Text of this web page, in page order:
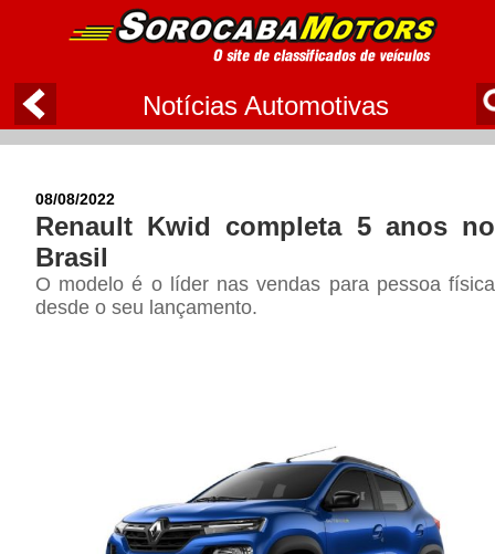
Notícias Automotivas
08/08/2022
Renault Kwid completa 5 anos no
Brasil
O modelo é o líder nas vendas para pessoa física
desde o seu lançamento.